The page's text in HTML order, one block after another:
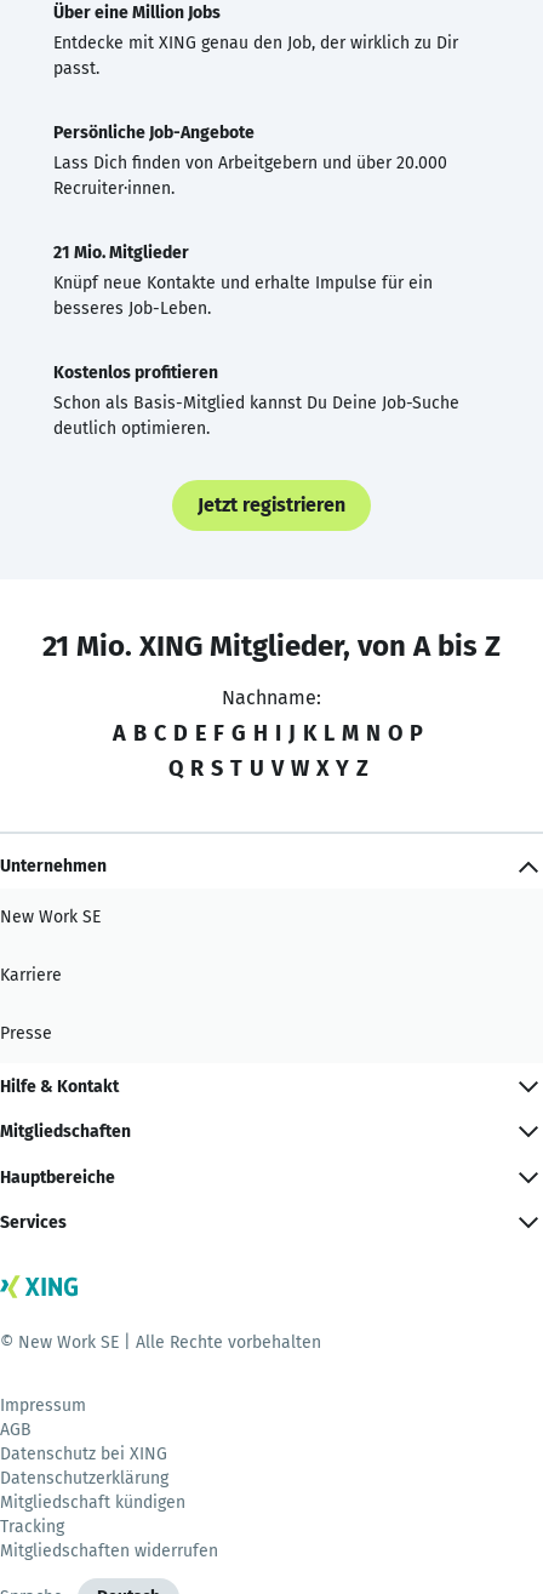
Über eine Million Jobs
Entdecke mit XING genau den Job, der wirklich zu Dir
passt.
Persönliche Job-Angebote
Lass Dich finden von Arbeitgebern und über 20.000
Recruiter·innen.
21 Mio. Mitglieder
Knüpf neue Kontakte und erhalte Impulse für ein
besseres Job-Leben.
Kostenlos profitieren
Schon als Basis-Mitglied kannst Du Deine Job-Suche
deutlich optimieren.
Jetzt registrieren
21 Mio. XING Mitglieder, von A bis Z
Nachname:
A B C D E F G H I J K L M N O P
Q R S T U V W X Y Z
Unternehmen
New Work SE
Karriere
Presse
Hilfe & Kontakt
Mitgliedschaften
Hauptbereiche
Services
© New Work SE | Alle Rechte vorbehalten
Impressum
AGB
Datenschutz bei XING
Datenschutzerklärung
Mitgliedschaft kündigen
Tracking
Mitgliedschaften widerrufen